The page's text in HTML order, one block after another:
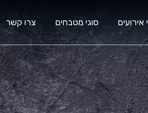
אירועים סוגי מטבחים צרו קשר